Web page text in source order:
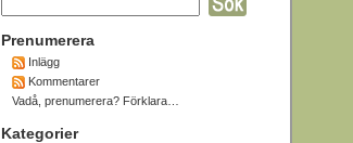
Prenumerera
Inlägg
Kommentarer
Vadå, prenumerera? Förklara…
Kategorier